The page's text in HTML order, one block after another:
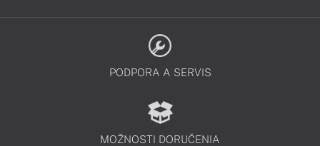
PODPORA A SERVIS
MOŽNOSTI DORUČENIA